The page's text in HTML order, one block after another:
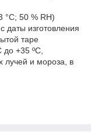
°С; 50 % RH)
даты изготовления
таре
до +35 ºС,
лучей и мороза, в